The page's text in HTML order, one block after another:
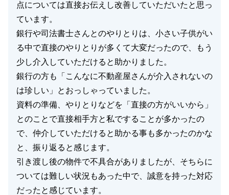
点については直接お伝えし改善していただいたと思っ
ています。
銀行や司法書士さんとのやりとりは、小さい子供がい
る中で直接のやりとりが多くて大変だったので、もう
少し介入していただけると助かりました。
銀行の方も「こんなに不動産屋さんが介入されないの
は珍しい」とおっしゃっていました。
資料の準備、やりとりなどを「直接の方がいいから」
とのことで直接相手方と私ですることが多かったの
で、仲介していただけると助かる事も多かったのかな
と、振り返ると感じます。
引き渡し後の物件で不具合がありましたが、そちらに
ついては難しい状況もあった中で、誠意を持った対応
だったと感じています。